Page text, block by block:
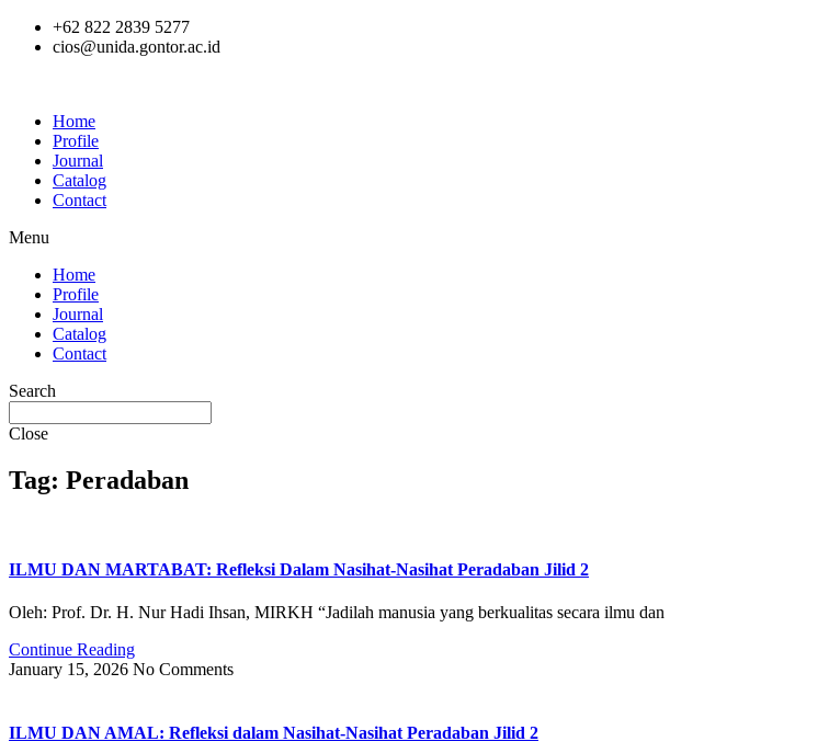
Skip
+62 822 2839 5277
cios@unida.gontor.ac.id
Home
Profile
Journal
Catalog
Contact
Menu
Home
Profile
Journal
Catalog
Contact
Search
Close
Tag: Peradaban
ILMU DAN MARTABAT: Refleksi Dalam Nasihat-Nasihat Peradaban Jilid 2
Oleh: Prof. Dr. H. Nur Hadi Ihsan, MIRKH “Jadilah manusia yang berkualitas secara ilmu dan
Continue Reading
January 15, 2026 No Comments
ILMU DAN AMAL: Refleksi dalam Nasihat-Nasihat Peradaban Jilid 2